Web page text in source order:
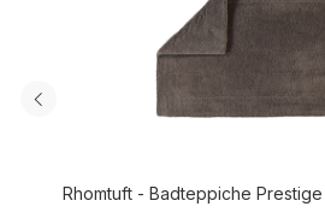
Rhomtuft - Badteppiche